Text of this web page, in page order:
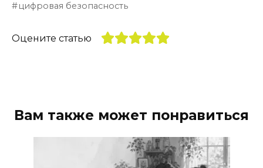
цифровая безопасность
Оцените статью
Вам также может понравиться